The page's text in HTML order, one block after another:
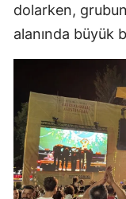
dolarken,
alanında büyük